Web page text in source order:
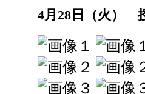
4月28日（火）